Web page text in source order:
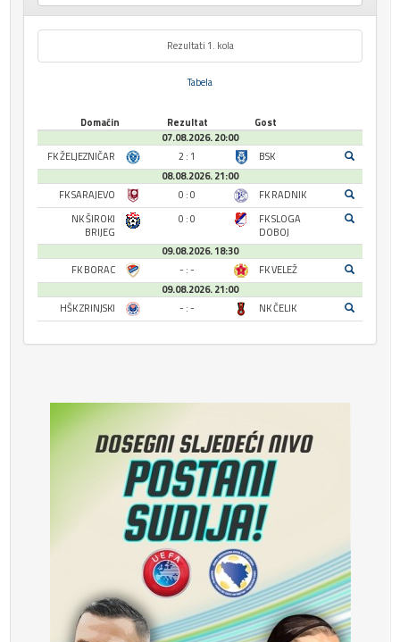
Rezultati 1. kola
Tabela
Domaćin Rezultat
Gost
07.08.2026. 20:00
FK ŽELJEZNIČAR
2 : 1
BSK
08.08.2026. 21:00
FK SARAJEVO
0 : 0
FK RADNIK
NK ŠIROKI
BRIJEG
0 : 0
FK SLOGA
DOBOJ
09.08.2026. 18:30
FK BORAC
- : -
FK VELEŽ
09.08.2026. 21:00
HŠK ZRINJSKI
- : - NK ČELIK